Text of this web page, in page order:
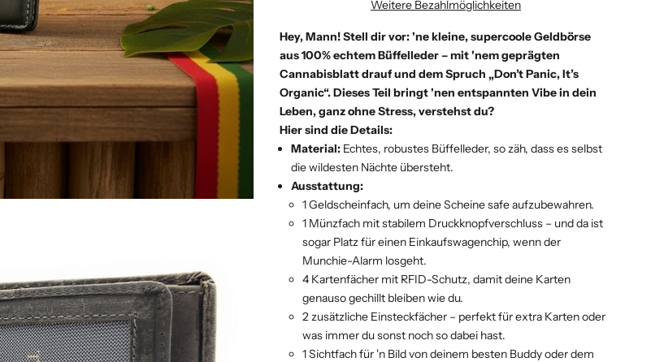
Weitere Bezahlmöglichkeiten
Hey, Mann! Stell dir vor: 'ne kleine, supercoole Geldbörse
aus 100% echtem Büffelleder – mit 'nem geprägten
Cannabisblatt drauf und dem Spruch „Don’t Panic, It’s
Organic“. Dieses Teil bringt 'nen entspannten Vibe in dein
Leben, ganz ohne Stress, verstehst du?
Hier sind die Details:
Material: Echtes, robustes Büffelleder, so zäh, dass es selbst
die wildesten Nächte übersteht.
Ausstattung:
1 Geldscheinfach, um deine Scheine safe aufzubewahren.
1 Münzfach mit stabilem Druckknopfverschluss – und da ist
sogar Platz für einen Einkaufswagenchip, wenn der
Munchie-Alarm losgeht.
4 Kartenfächer mit RFID-Schutz, damit deine Karten
genauso gechillt bleiben wie du.
2 zusätzliche Einsteckfächer – perfekt für extra Karten oder
was immer du sonst noch so dabei hast.
1 Sichtfach für 'n Bild von deinem besten Buddy oder dem